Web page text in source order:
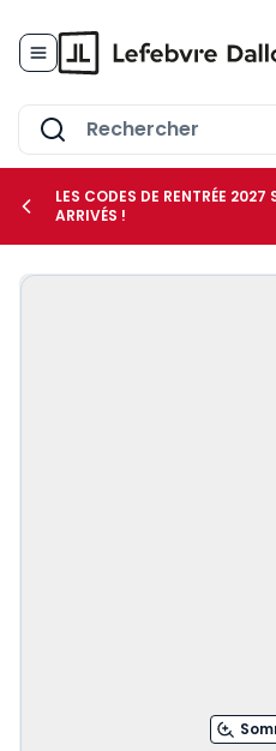
le sous-menu Vos métiers
LES CODES DE RENTRÉE 2027
ARRIVÉS !